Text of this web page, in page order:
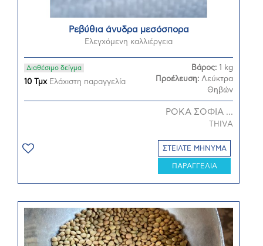
Ρεβύθια άνυδρα μεσόσπορα
Ελεγχόμενη καλλιέργεια
Διαθέσιμο δείγμα
10 ΤμχΕλάχιστη παραγγελία
Βάρος: 1 kg
Προέλευση: Λεύκτρα
Θηβών
ΡΟΚΑ ΣΟΦΙΑ ...
THIVA
ΣΤΕΙΛΤΕ ΜΗΝΥΜΑ
ΠΑΡΑΓΓΕΛΙΑ